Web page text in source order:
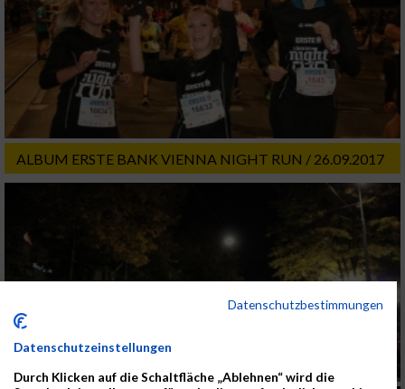
ALBUM ERSTE BANK VIENNA NIGHT RUN / 26.09.2017
Datenschutzbestimmungen
Datenschutzeinstellungen
Durch Klicken auf die Schaltfläche „Ablehnen“ wird die